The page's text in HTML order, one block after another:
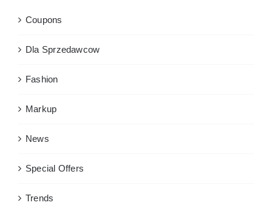
Coupons
Dla Sprzedawcow
Fashion
Markup
News
Special Offers
Trends